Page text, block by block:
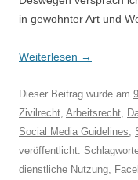
in gewohnter Art und
Weiterlesen →
Dieser Beitrag wurde am
Zivilrecht, Arbeitsrecht,
Social Media Guidelines,
veröffentlicht.
dienstliche Nutzung,